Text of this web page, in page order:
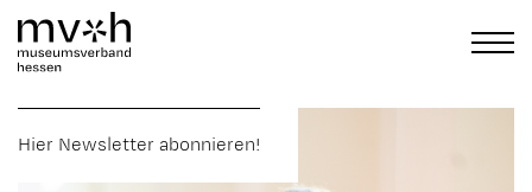
Hier Newsletter abonnieren!